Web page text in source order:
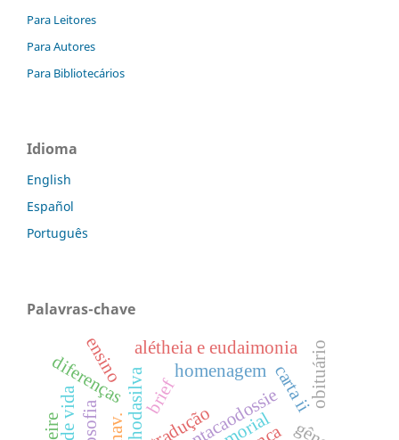
Para Leitores
Para Autores
Para Bibliotecários
Idioma
English
Español
Português
Palavras-chave
tradução
brief carta iiobituário
homenagem
diferenças
alétheia e eudaimonia
ensino